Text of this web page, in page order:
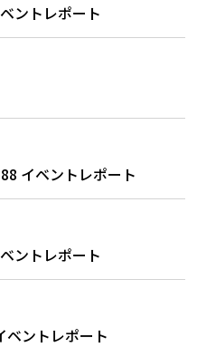
ントレポート
イベントレポート
ントレポート
ベントレポート